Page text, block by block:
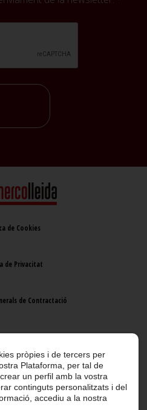
de Cookies
de Privacitat
de Contractació
pròpies i de tercers per
Plataforma, per tal de
un perfil amb la vostra
continguts personalitzats i del
accediu a la nostra